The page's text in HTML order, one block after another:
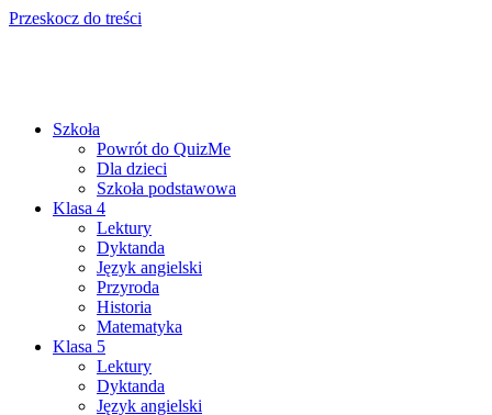
Przeskocz do treści
Szkoła
Powrót do QuizMe
Dla dzieci
Szkoła podstawowa
Klasa 4
Lektury
Dyktanda
Język angielski
Przyroda
Historia
Matematyka
Klasa 5
Lektury
Dyktanda
Język angielski